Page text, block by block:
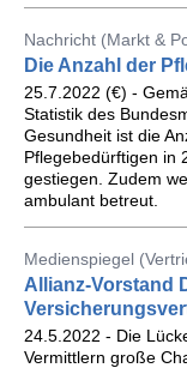
Nachricht (Markt &
Die Anzahl der
25.7.2022 (€) -
Statistik des
Gesundheit ist die
Pflegebedürftigen in
gestiegen. Zudem
ambulant betreut.
Medienspiegel
Allianz-Vorstand
24.5.2022 - Die
Vermittlern große